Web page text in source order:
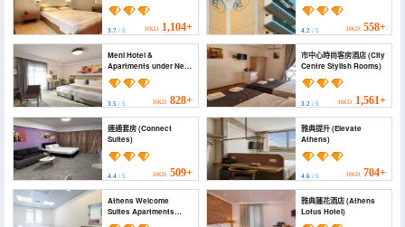
3.7 / 5 HKD 1,104+ 4.2/ 5 HKD 558+
Meni Hotel &
Apartments under New
Management (Meni
Hotel & Apartments
Management)
3.5 / 5 HKD 828+
市中心時尚客房酒店 (City
Centre Stylish Rooms)
3.2/ 5 HKD 1,561+
連通套房 (Connect
Suites)
4.4 / 5 HKD 509+
雅典提升 (Elevate
Athens)
4.6/ 5 HKD 704+
Athens Welcome
Suites Apartments
(Athens Welcome
雅典蓮花酒店 (Athens
Lotus Hotel)